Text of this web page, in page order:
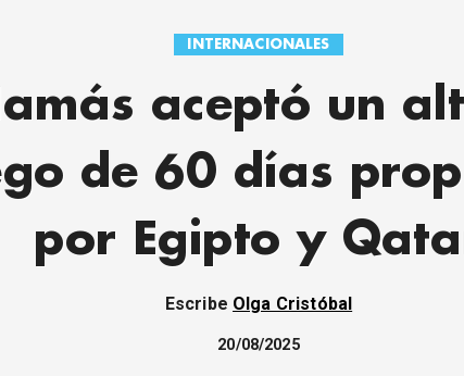
INTERNACIONALES
aceptó un
de 60 días
por Egipto y
Escribe Olga Cristóbal
20/08/2025